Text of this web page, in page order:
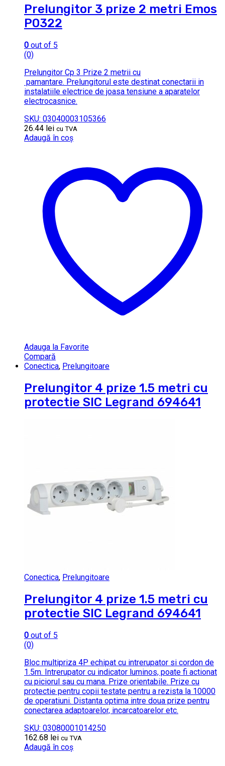
Prelungitor 3 prize 2 metri Emos
P0322
0 out of 5
(0)
Prelungitor Cp 3 Prize 2 metrii cu
pamantare. Prelungitorul este destinat conectarii in
instalatiile electrice de joasa tensiune a aparatelor
electrocasnice.
SKU: 03040003105366
26.44 lei cu TVA
Adaugă în coș
Adauga la Favorite
Compară
Conectica, Prelungitoare
Prelungitor 4 prize 1.5 metri cu
protectie SIC Legrand 694641
Conectica, Prelungitoare
Prelungitor 4 prize 1.5 metri cu
protectie SIC Legrand 694641
0 out of 5
(0)
Bloc multipriza 4P echipat cu intrerupator si cordon de
1.5m. Intrerupator cu indicator luminos, poate fi actionat
cu piciorul sau cu mana. Prize orientabile. Prize cu
protectie pentru copii testate pentru a rezista la 10000
de operatiuni. Distanta optima intre doua prize pentru
conectarea adaptoarelor, incarcatoarelor etc.
SKU: 03080001014250
162.68 lei cu TVA
Adaugă în coș